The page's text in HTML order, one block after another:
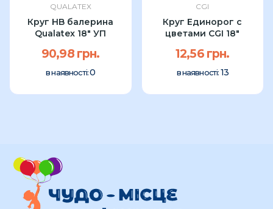
QUALATEX
Круг HB балерина
Qualatex 18″ УП
90,98 грн.
в наявності:0
CGI
Круг Единорог с
цветами CGI 18″
12,56 грн.
в наявності: 13